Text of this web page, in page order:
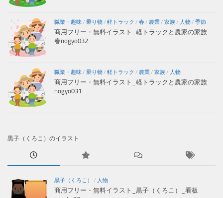
職業・趣味 / 乗り物 / 軽トラック / 春 / 農業 / 家族 / 人物 / 季節
商用フリー・無料イラスト_軽トラックと農家の家族_
春nogyo032
職業・趣味 / 乗り物 / 軽トラック / 農業 / 家族 / 人物
商用フリー・無料イラスト_軽トラックと農家の家族
nogyo031
黒子（くろこ）のイラスト
黒子（くろこ） / 人物
商用フリー・無料イラスト_黒子（くろこ）_看板